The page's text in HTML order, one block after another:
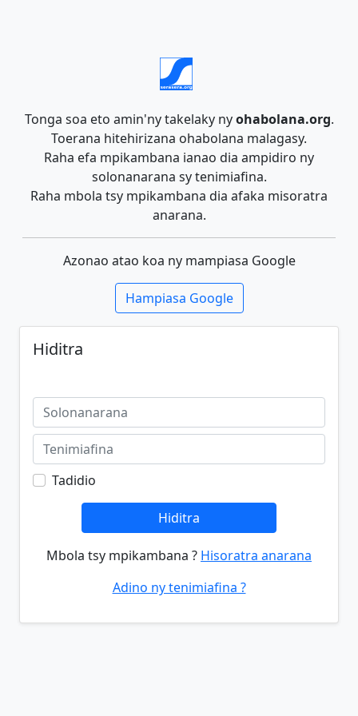
Tonga soa eto amin'ny takelaky nyohabolana.org.
Toerana hitehirizana ohabolana malagasy.
Raha efa mpikambana ianao dia ampidiro ny
solonanarana sy tenimiafina.
Raha mbola tsy mpikambana dia afaka misoratra
anarana.
Azonao atao koa ny mampiasa Google
Hampiasa Google
Hiditra
Tadidio
Hiditra
Mbola tsy mpikambana ? Hisoratra anarana
Adino ny tenimiafina ?